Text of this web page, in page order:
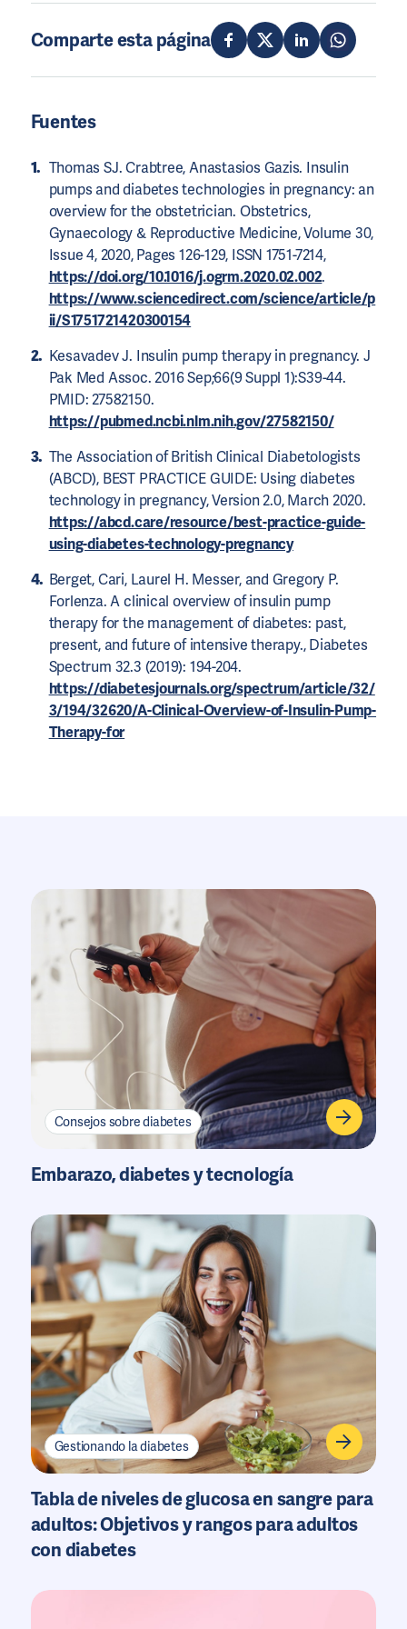
Comparte esta página
Fuentes
Thomas SJ. Crabtree, Anastasios Gazis. Insulin
pumps and diabetes technologies in pregnancy: an
overview for the obstetrician. Obstetrics,
Gynaecology & Reproductive Medicine, Volume 30,
Issue 4, 2020, Pages 126-129, ISSN 1751-7214,
https://doi.org/10.1016/j.ogrm.2020.02.002.
https://www.sciencedirect.com/science/article/p
ii/S1751721420300154
Kesavadev J. Insulin pump therapy in pregnancy. J
Pak Med Assoc. 2016 Sep;66(9 Suppl 1):S39-44.
PMID: 27582150.
https://pubmed.ncbi.nlm.nih.gov/27582150/
The Association of British Clinical Diabetologists
(ABCD), BEST PRACTICE GUIDE: Using diabetes
technology in pregnancy, Version 2.0, March 2020.
https://abcd.care/resource/best-practice-guide-
using-diabetes-technology-pregnancy
Berget, Cari, Laurel H. Messer, and Gregory P.
Forlenza. A clinical overview of insulin pump
therapy for the management of diabetes: past,
present, and future of intensive therapy., Diabetes
Spectrum 32.3 (2019): 194-204.
https://diabetesjournals.org/spectrum/article/32/
3/194/32620/A-Clinical-Overview-of-Insulin-Pump-
Therapy-for
Consejos sobre diabetes
Embarazo, diabetes y tecnología
Gestionando la diabetes
Tabla de niveles de glucosa en sangre para
adultos: Objetivos y rangos para adultos
con diabetes